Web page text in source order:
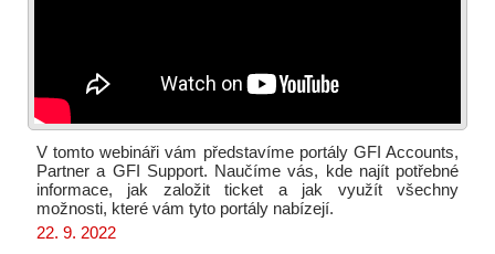
V tomto webináři vám představíme portály GFI Accounts,
Partner a GFI Support. Naučíme vás, kde najít potřebné
informace, jak založit ticket a jak využít všechny
možnosti, které vám tyto portály nabízejí.
22. 9. 2022